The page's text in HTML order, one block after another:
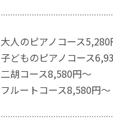
大人のピアノコース5,280
子どものピアノコース
二胡コース8,580円～
フルートコース8,580円～